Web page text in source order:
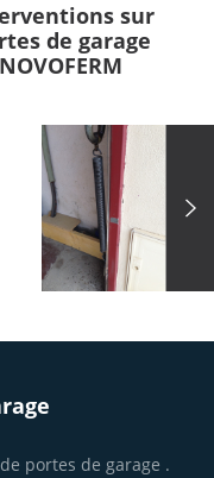
sur
de garage
NOVOFERM
portes de garage .